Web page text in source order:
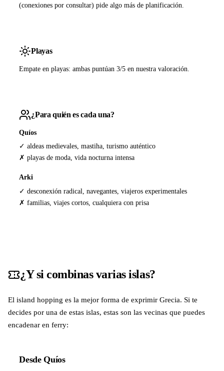
(conexiones por consultar) pide algo más de planificación.
Playas
Empate en playas: ambas puntúan 3/5 en nuestra valoración.
¿Para quién es cada una?
Quíos
✓ aldeas medievales, mastiha, turismo auténtico
✗ playas de moda, vida nocturna intensa
Arki
✓ desconexión radical, navegantes, viajeros experimentales
✗ familias, viajes cortos, cualquiera con prisa
¿Y si combinas varias islas?
El island hopping es la mejor forma de exprimir Grecia. Si te
decides por una de estas islas, estas son las vecinas que puedes
encadenar en ferry:
Desde Quíos